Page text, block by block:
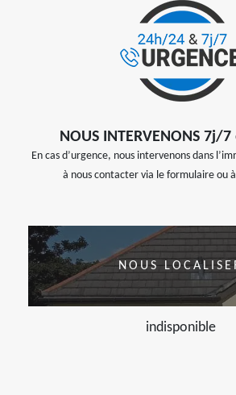
NOUS INTERVENONS 7j/
En cas d’urgence, nous intervenons dans
à nous contacter via le formulaire ou
NOUS
indisponible